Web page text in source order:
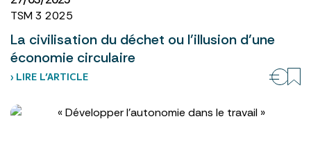
TSM 3 2025
La civilisation du déchet ou l’illusion d’une
économie circulaire
› LIRE L’ARTICLE